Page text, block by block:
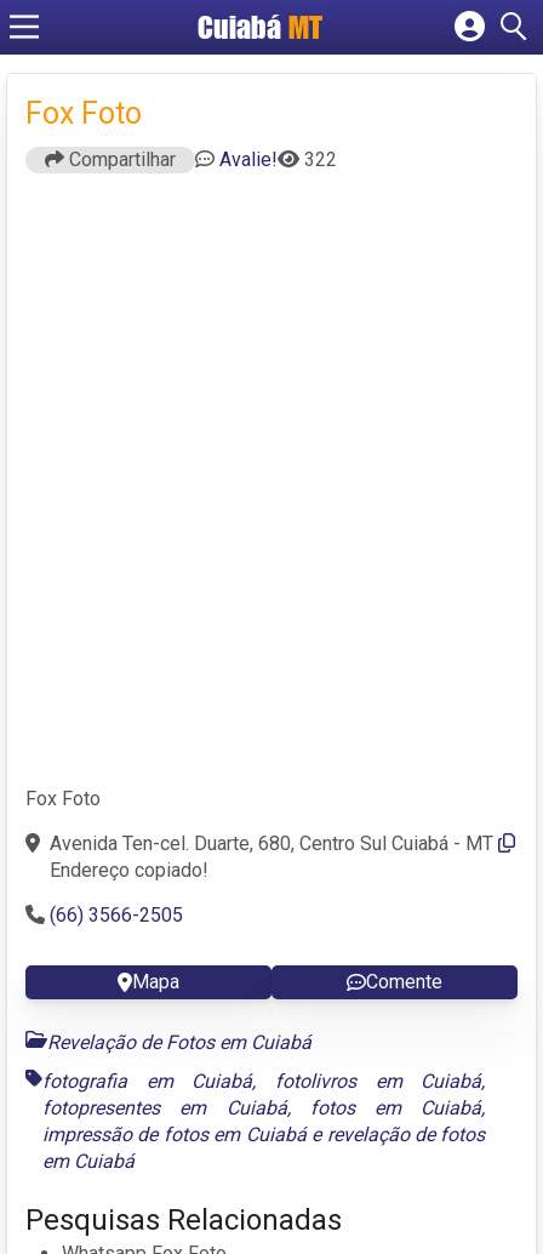
Cuiabá MT
Cadastrar empresa
Fox Foto
Compartilhar Avalie! 322
Fox Foto
Avenida Ten-cel. Duarte, 680, Centro Sul Cuiabá - MT
Endereço copiado!
(66) 3566-2505
Mapa Comente
Revelação de Fotos em Cuiabá
fotografia em Cuiabá, fotolivros em Cuiabá,
fotopresentes em Cuiabá, fotos em Cuiabá,
impressão de fotos em Cuiabáe revelação de fotos
em Cuiabá
Pesquisas Relacionadas